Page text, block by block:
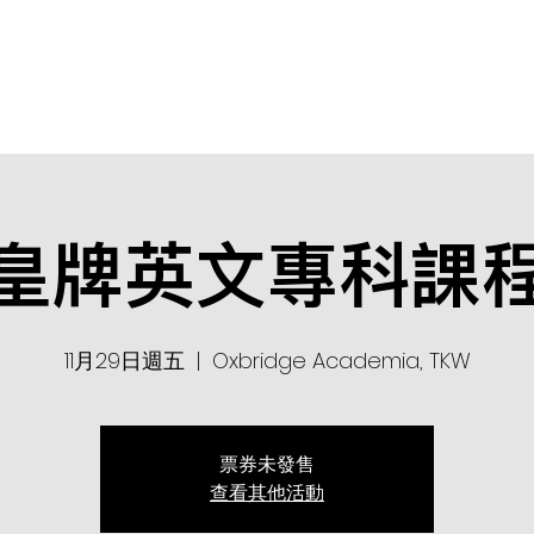
牌英文專科課
11月29日週五
  |
Oxbridge Academia, TKW
票券未發售
查看其他活動